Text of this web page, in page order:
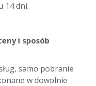
14 dni.
i sposób
samo pobranie
w dowolnie